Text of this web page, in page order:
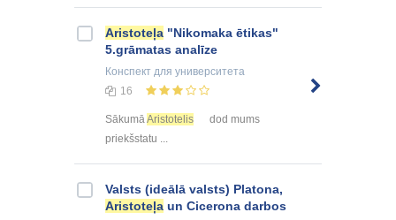
Aristoteļa "Nikomaka ētikas"
5.grāmatas analīze
Конспект для университета
16
SākumāAristotelis
dod mums
priekšstatu ...
Valsts (ideālā valsts) Platona,
Aristoteļa un Cicerona darbos